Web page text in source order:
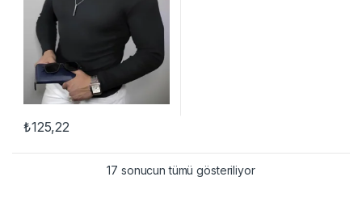
₺125,22
17 sonucun tümü gösteriliyor